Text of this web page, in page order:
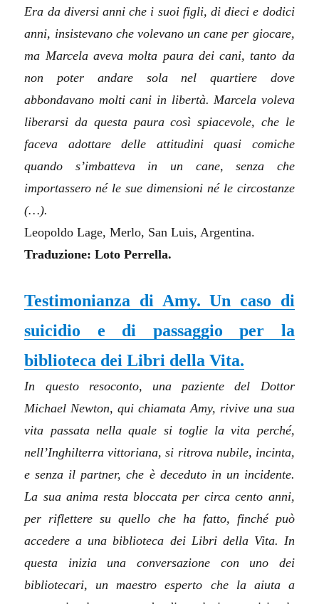
Era da diversi anni che i suoi figli, di dieci e dodici
anni, insistevano che volevano un cane per giocare,
ma Marcela aveva molta paura dei cani, tanto da
non poter andare sola nel quartiere dove
abbondavano molti cani in libertà. Marcela voleva
liberarsi da questa paura così spiacevole, che le
faceva adottare delle attitudini quasi comiche
quando s’imbatteva in un cane, senza che
importassero né le sue dimensioni né le circostanze
(…).
Leopoldo Lage, Merlo, San Luis, Argentina.
Traduzione: Loto Perrella.
Testimonianza di Amy. Un caso di
suicidio e di passaggio per la
biblioteca dei Libri della Vita.
In questo resoconto, una paziente del Dottor
Michael Newton, qui chiamata Amy, rivive una sua
vita passata nella quale si toglie la vita perché,
nell’Inghilterra vittoriana, si ritrova nubile, incinta,
e senza il partner, che è deceduto in un incidente.
La sua anima resta bloccata per circa cento anni,
per riflettere su quello che ha fatto, finché può
accedere a una biblioteca dei Libri della Vita. In
questa inizia una conversazione con uno dei
bibliotecari, un maestro esperto che la aiuta a